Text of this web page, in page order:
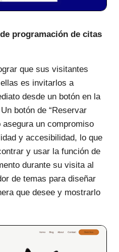
programación de citas
que sus visitantes
es invitarlos a
desde un botón en la
botón de “Reservar
asegura un compromiso
y accesibilidad, lo que
y usar la función de
durante su visita al
de temas para diseñar
que desee y mostrarlo